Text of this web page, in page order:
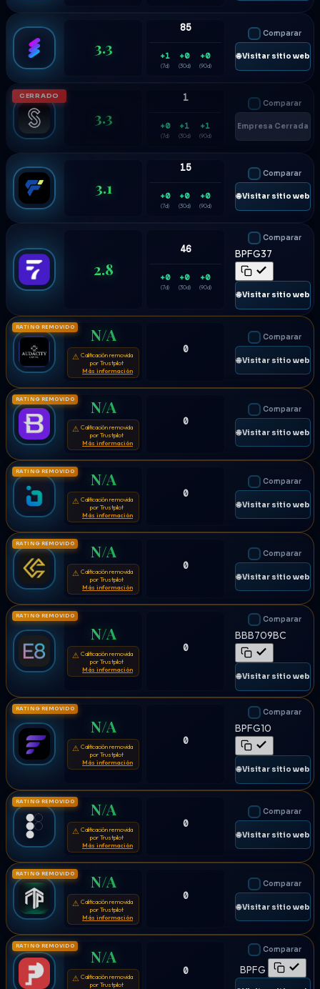
3.3
85
+1
(7d)
+0
(30d)
+0
(90d)
Comparar
🌐 Visitar sitio web
CERRADO
3.3
1
+0
(7d)
+1
(30d)
+1
(90d)
Comparar
Empresa Cerrada
3.1
15
+0
(7d)
+0
(30d)
+0
(90d)
Comparar
🌐 Visitar sitio web
2.8
46
+0
(7d)
+0
(30d)
+0
(90d)
Comparar
BPFG37
🌐 Visitar sitio web
RATING REMOVIDO N/A
⚠ Calificación removida
por Trustpilot
Más información
0
Comparar
🌐 Visitar sitio web
RATING REMOVIDO N/A
⚠ Calificación removida
por Trustpilot
Más información
0
Comparar
🌐 Visitar sitio web
RATING REMOVIDO N/A
⚠ Calificación removida
por Trustpilot
Más información
0
Comparar
🌐 Visitar sitio web
RATING REMOVIDO N/A
⚠ Calificación removida
por Trustpilot
Más información
0
Comparar
🌐 Visitar sitio web
RATING REMOVIDO
N/A
⚠ Calificación removida
por Trustpilot
Más información
0
Comparar
BBB709BC
🌐 Visitar sitio web
RATING REMOVIDO
N/A
⚠ Calificación removida
por Trustpilot
Más información
0
Comparar
BPFG10
🌐 Visitar sitio web
RATING REMOVIDO N/A
⚠ Calificación removida
por Trustpilot
Más información
0
Comparar
🌐 Visitar sitio web
RATING REMOVIDO N/A
⚠ Calificación removida
por Trustpilot
Más información
0
Comparar
🌐 Visitar sitio web
RATING REMOVIDO
N/A
⚠ Calificación removida
por Trustpilot
0
Comparar
BPFG